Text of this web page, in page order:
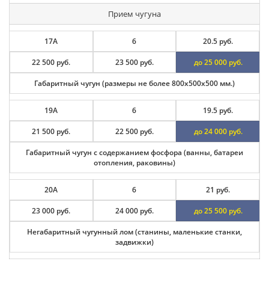
Прием чугуна
17А
Габаритный чугун (размеры не более 800х500х500 мм.)
6 20.5 руб.
22 500 руб. 23 500 руб. до 25 000 руб.
19А
Габаритный чугун с содержанием фосфора (ванны, батареи
отопления, раковины)
6 19.5 руб.
21 500 руб. 22 500 руб. до 24 000 руб.
20А
Негабаритный чугунный лом (станины, маленькие станки,
задвижки)
6 21 руб.
23 000 руб. 24 000 руб. до 25 500 руб.